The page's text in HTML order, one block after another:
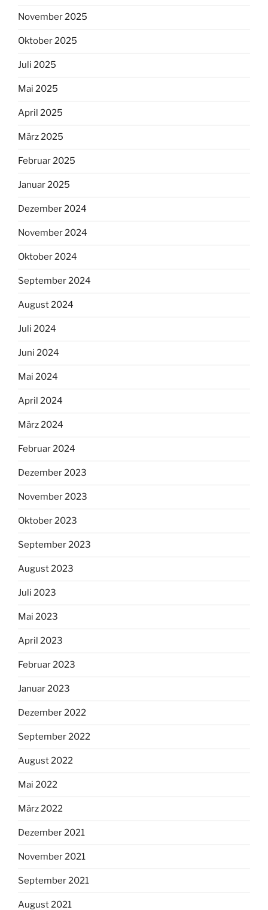
November 2025
Oktober 2025
Juli 2025
Mai 2025
April 2025
März 2025
Februar 2025
Januar 2025
Dezember 2024
November 2024
Oktober 2024
September 2024
August 2024
Juli 2024
Juni 2024
Mai 2024
April 2024
März 2024
Februar 2024
Dezember 2023
November 2023
Oktober 2023
September 2023
August 2023
Juli 2023
Mai 2023
April 2023
Februar 2023
Januar 2023
Dezember 2022
September 2022
August 2022
Mai 2022
März 2022
Dezember 2021
November 2021
September 2021
August 2021